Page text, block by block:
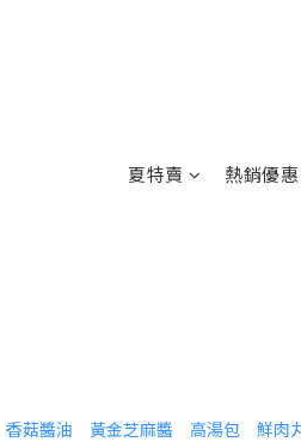
夏特賣 熱銷優惠
香菇醬油 黃金芝麻醬 高湯包 鮮肉